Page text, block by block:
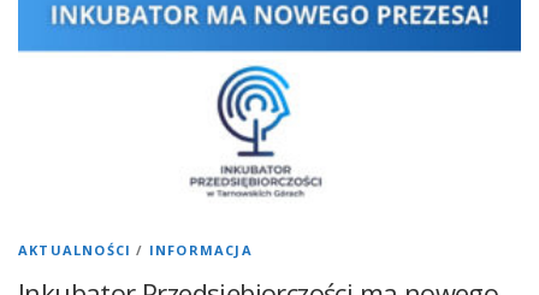
KONTAKT
AKTUALNOŚCI / INFORMACJA